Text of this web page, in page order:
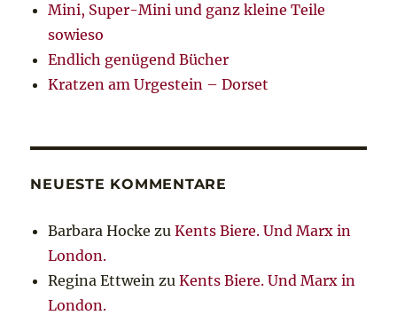
Mini, Super-Mini und ganz kleine Teile
sowieso
Endlich genügend Bücher
Kratzen am Urgestein – Dorset
NEUESTE KOMMENTARE
Barbara Hocke zuKents Biere. Und Marx in
London.
Regina Ettwein zuKents Biere. Und Marx in
London.